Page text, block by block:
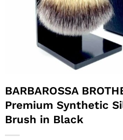
BARBAROSSA
Premium Synthetic
Brush in Black